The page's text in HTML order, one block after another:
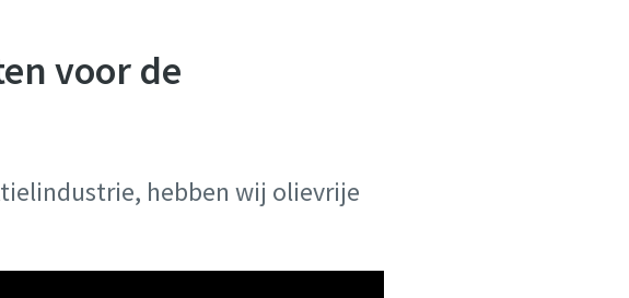
voor de
hebben wij olievrije